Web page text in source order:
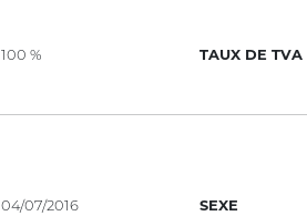
100 % TAUX DE TVA
04/07/2016
SEXE